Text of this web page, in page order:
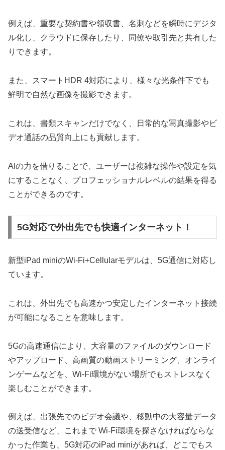
例えば、重要な契約書や領収書、名刺などを瞬時にデジタ
ル化し、クラウドに保存したり、同僚や取引先と共有した
りできます。
また、スマートHDR 4対応により、様々な光条件下でも
鮮明で自然な画像を撮影できます。
これは、書類スキャンだけでなく、日常的な写真撮影やビ
デオ通話の品質向上にも貢献します。
AIの力を借りることで、ユーザーは複雑な操作や設定を気
にすることなく、プロフェッショナルレベルの結果を得る
ことができるのです。
5G対応で外出先でも快適インターネット！
新型iPad miniのWi-Fi+Cellularモデルは、5G通信に対応し
ています。
これは、外出先でも高速かつ安定したインターネット接続
が可能になることを意味します。
5Gの高速通信により、大容量のファイルのダウンロード
やアップロード、高画質の動画ストリーミング、オンライ
ンゲームなどを、Wi-Fi環境がない場所でもストレスなく
楽しむことができます。
例えば、出張先でのビデオ会議や、移動中の大容量データ
の送受信など、これまで Wi-Fi環境を探さなければならな
かった作業も、5G対応のiPad miniがあれば、どこでもス